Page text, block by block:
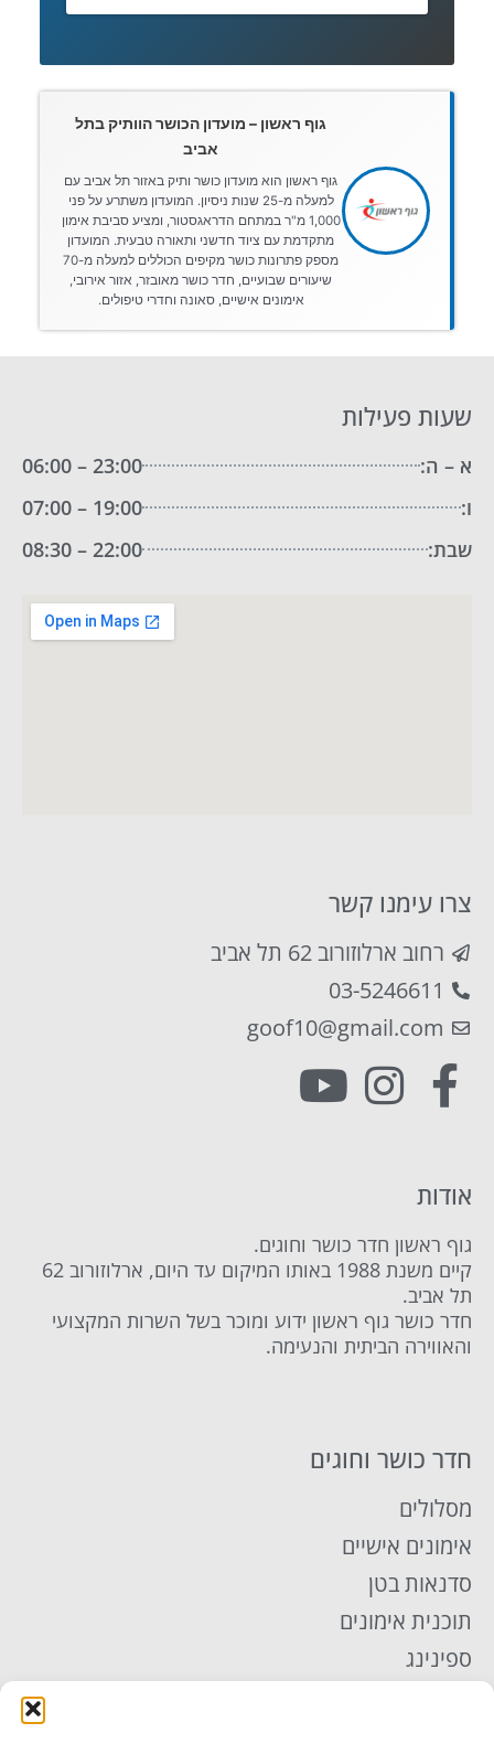
גוף ראשון – מועדון הכושר הוותיק בתל
אביב
גוף ראשון הוא מועדון כושר ותיק באזור תל אביב עם
למעלה מ-25 שנות ניסיון. המועדון משתרע על פני
1,000 מ"ר במתחם הדראגסטור, ומציע סביבת אימון
מתקדמת עם ציוד חדשני ותאורה טבעית. המועדון
מספק פתרונות כושר מקיפים הכוללים למעלה מ-70
שיעורים שבועיים, חדר כושר מאובזר, אזור אירובי,
אימונים אישיים, סאונה וחדרי טיפולים.
שעות פעילות
א – ה:
23:00 – 06:00
ו:
19:00 – 07:00
שבת:
22:00 – 08:30
צרו עימנו קשר
רחוב ארלוזורוב 62 תל אביב
03-5246611
goof10@gmail.com
אודות
גוף ראשון חדר כושר וחוגים.
קיים משנת 1988 באותו המיקום עד היום, ארלוזורוב 62
תל אביב.
חדר כושר גוף ראשון ידוע ומוכר בשל השרות המקצועי
והאווירה הביתית והנעימה.
חדר כושר וחוגים
מסלולים
אימונים אישיים
סדנאות בטן
תוכנית אימונים
ספינינג